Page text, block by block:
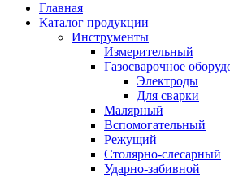
Главная
Каталог продукции
Инструменты
Измерительный
Газосварочное
Электроды
Для сварки
Малярный
Вспомогательный
Режущий
Столярно-слесарный
Ударно-забивной